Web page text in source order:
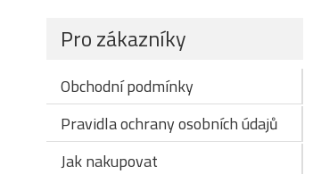
Pro zákazníky
Obchodní podmínky
Pravidla ochrany osobních údajů
Jak nakupovat